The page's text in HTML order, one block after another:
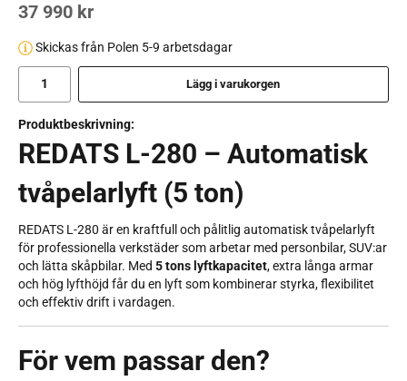
37 990 kr
Skickas från Polen 5-9 arbetsdagar
Lägg i varukorgen
Produktbeskrivning:
REDATS L-280 – Automatisk
tvåpelarlyft (5 ton)
REDATS L-280 är en kraftfull och pålitlig automatisk tvåpelarlyft
för professionella verkstäder som arbetar med personbilar, SUV:ar
och lätta skåpbilar. Med 5 tons lyftkapacitet, extra långa armar
och hög lyfthöjd får du en lyft som kombinerar styrka, flexibilitet
och effektiv drift i vardagen.
För vem passar den?